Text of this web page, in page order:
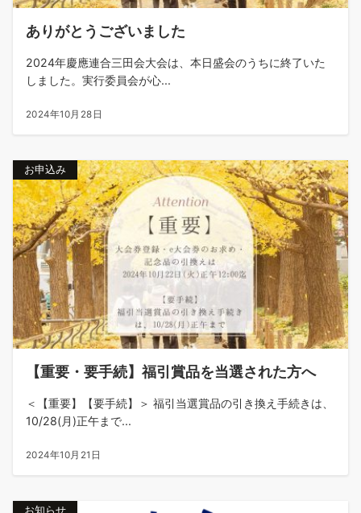
ありがとうございました
2024年慶應連合三田会大会は、本日盛会のうちに終了いた
しました。実行委員会が心...
2024年10月28日
お申込み
【重要・要手続】福引賞品を当選された方へ
＜【重要】【要手続】＞ 福引当選賞品の引き換え手続きは、
10/28(月)正午まで...
2024年10月21日
お知らせ